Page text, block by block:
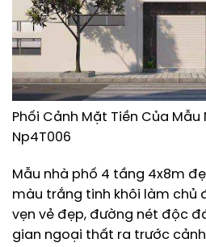
Phối Cảnh Mặt Tiền Của Mẫu
Np4T006
Mẫu nhà phố 4 tầng 4x8m
màu trắng tinh khôi làm chủ
vẹn vẻ đẹp, đường nét độc
gian ngoại thất ra trước